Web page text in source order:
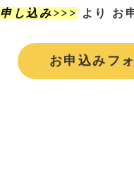
し込み>>>
より お
お申込みフ